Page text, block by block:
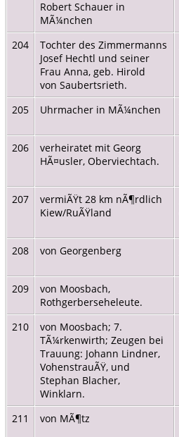
Robert Schauer in
MÃ¼nchen
204
Tochter des Zimmermanns
Josef Hechtl und seiner
Frau Anna, geb. Hirold
von Saubertsrieth.
205 Uhrmacher in MÃ¼nchen
206
verheiratet mit Georg
HÃ¤usler, Oberviechtach.
207
vermiÃŸt 28 km nÃ¶rdlich
Kiew/RuÃŸland
208 von Georgenberg
209
von Moosbach,
Rothgerberseheleute.
210
von Moosbach; 7.
TÃ¼rkenwirth; Zeugen bei
Trauung: Johann Lindner,
VohenstrauÃŸ, und
Stephan Blacher,
Winklarn.
211 von MÃ¶tz